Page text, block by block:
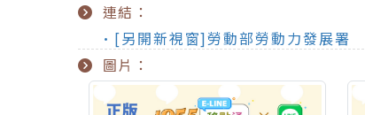
連結：
•[另開新視窗]勞動部勞動力發展署
圖片：